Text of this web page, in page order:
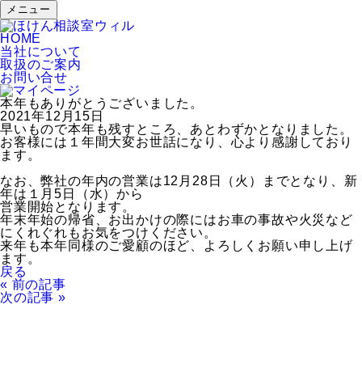
メニュー
HOME
当社について
取扱のご案内
お問い合せ
本年もありがとうございました。
2021年12月15日
早いもので本年も残すところ、あとわずかとなりました。
お客様には１年間大変お世話になり、心より感謝しており
ます。
なお、弊社の年内の営業は12月28日（火）までとなり、新
年は１月5日（水）から
営業開始となります。
年末年始の帰省、お出かけの際にはお車の事故や火災など
にくれぐれもお気をつけください。
来年も本年同様のご愛顧のほど、よろしくお願い申し上げ
ます。
戻る
« 前の記事
次の記事 »